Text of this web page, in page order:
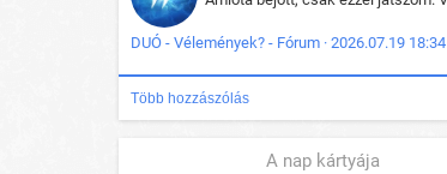
DUÓ - Vélemények? - Fórum · 2026.07.19 18:34
Több hozzászólás
A nap kártyája